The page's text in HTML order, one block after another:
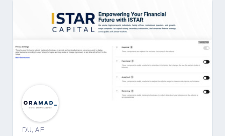
DU, AE